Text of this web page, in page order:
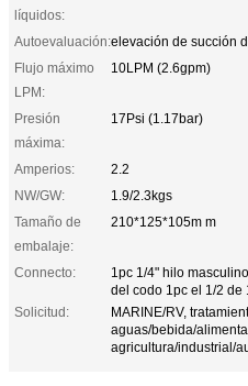
líquidos:
Autoevaluación:elevación de succión
Flujo máximo
LPM:
10LPM (2.6gpm)
Presión
máxima:
17Psi (1.17bar)
Amperios:
2.2
NW/GW:
1.9/2.3kgs
Tamaño de
embalaje:
210*125*105m m
Connecto:
1pc 1/4" hilo
del codo 1pc el 1/2 de
Solicitud:
MARINE/RV,
aguas/bebida/
agricultura/industrial/